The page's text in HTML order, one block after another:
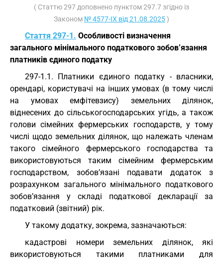
( Статтю 297 доповнено пунктом 297.7 згідно із
Законом № 4577-IX від 21.08.2025)
Стаття 297-1. Особливості визначення
загального мінімального податкового зобов’язання
платників єдиного податку
297-1.1. Платники єдиного податку - власники,
орендарі, користувачі на інших умовах (в тому числі
на умовах емфітевзису) земельних ділянок,
віднесених до сільськогосподарських угідь, а також
голови сімейних фермерських господарств, у тому
числі щодо земельних ділянок, що належать членам
такого сімейного фермерського господарства та
використовуються таким сімейним фермерським
господарством, зобов’язані подавати додаток з
розрахунком загального мінімального податкового
зобов’язання у складі податкової декларації за
податковий (звітний) рік.
У такому додатку, зокрема, зазначаються:
кадастрові номери земельних ділянок, які
використовуються такими платниками для